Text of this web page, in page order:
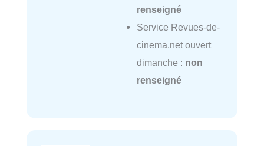
renseigné
Service Revues-de-
cinema.net ouvert
dimanche : non
renseigné